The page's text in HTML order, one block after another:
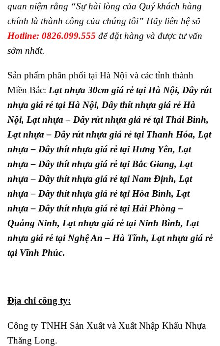
quan niệm rằng “Sự hài lòng của Quý khách hàng
chính là thành công của chúng tôi” Hãy liên hệ số
Hotline: 0826.099.555 để đặt hàng và được tư vấn
sớm nhất.
Sản phẩm phân phối tại Hà Nội và các tỉnh thành
Miền Bắc: Lạt nhựa 30cm giá rẻ tại Hà Nội, Dây rút
nhựa giá rẻ tại Hà Nội, Dây thít nhựa giá rẻ Hà
Nội, Lạt nhựa – Dây rút nhựa giá rẻ tại Thái Bình,
Lạt nhựa – Dây rút nhựa giá rẻ tại Thanh Hóa, Lạt
nhựa – Dây thít nhựa giá rẻ tại Hưng Yên, Lạt
nhựa – Dây thít nhựa giá rẻ tại Bắc Giang, Lạt
nhựa – Dây thít nhựa giá rẻ tại Nam Định, Lạt
nhựa – Dây thít nhựa giá rẻ tại Hòa Bình, Lạt
nhựa – Dây thít nhựa giá rẻ tại Hải Phòng –
Quảng Ninh, Lạt nhựa giá rẻ tại Ninh Bình, Lạt
nhựa giá rẻ tại Nghệ An – Hà Tĩnh, Lạt nhựa giá rẻ
tại Vĩnh Phúc.
Địa chỉ công ty:
Công ty TNHH Sản Xuất và Xuất Nhập Khẩu Nhựa
Thăng Long.